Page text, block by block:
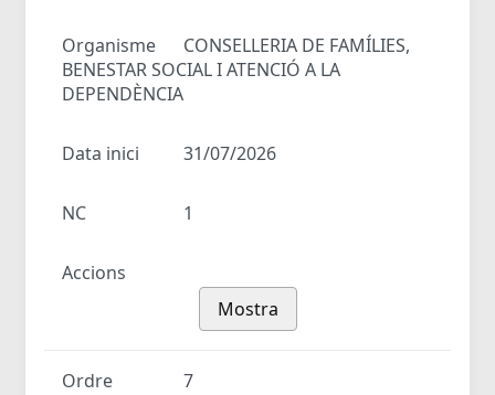
Organisme
CONSELLERIA DE FAMÍLIES,
BENESTAR SOCIAL I ATENCIÓ A LA
DEPENDÈNCIA
Data inici 31/07/2026
NC 1
Accions
Mostra
Ordre 7